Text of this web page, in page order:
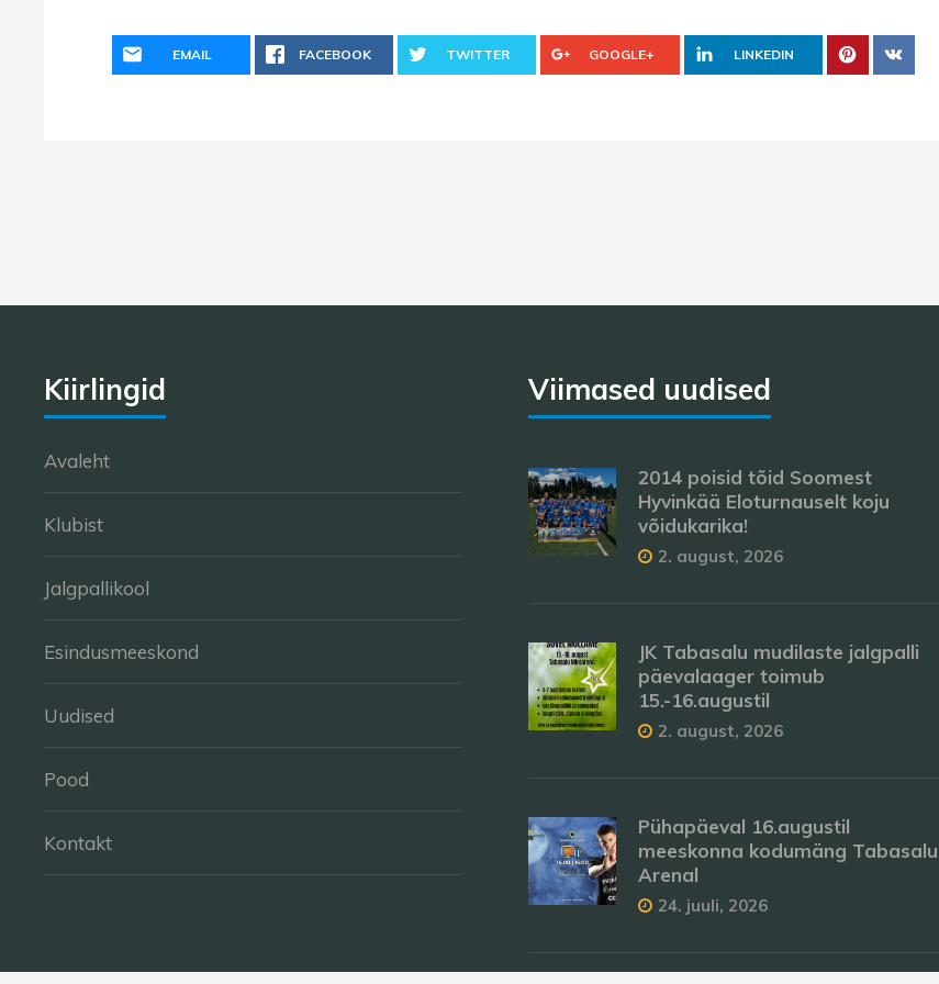
EMAIL FACEBOOK TWITTER GOOGLE+ LINKEDIN
Kiirlingid
Avaleht
Klubist
Jalgpallikool
Esindusmeeskond
Uudised
Pood
Kontakt
Viimased uudised
2014 poisid tõid Soomest
Hyvinkää Eloturnauselt koju
võidukarika!
2. august, 2026
JK Tabasalu mudilaste jalgpalli
päevalaager toimub
15.-16.augustil
2. august, 2026
Pühapäeval 16.augustil
meeskonna kodumäng Tabasalu
Arenal
24. juuli, 2026